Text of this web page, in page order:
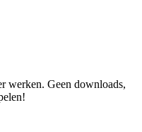
werken. Geen downloads,